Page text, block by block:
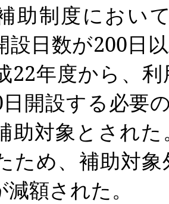
助制度におい
設日数が200日
22年度から、
日開設する必要
助対象とされ
ため、補助対
額された。